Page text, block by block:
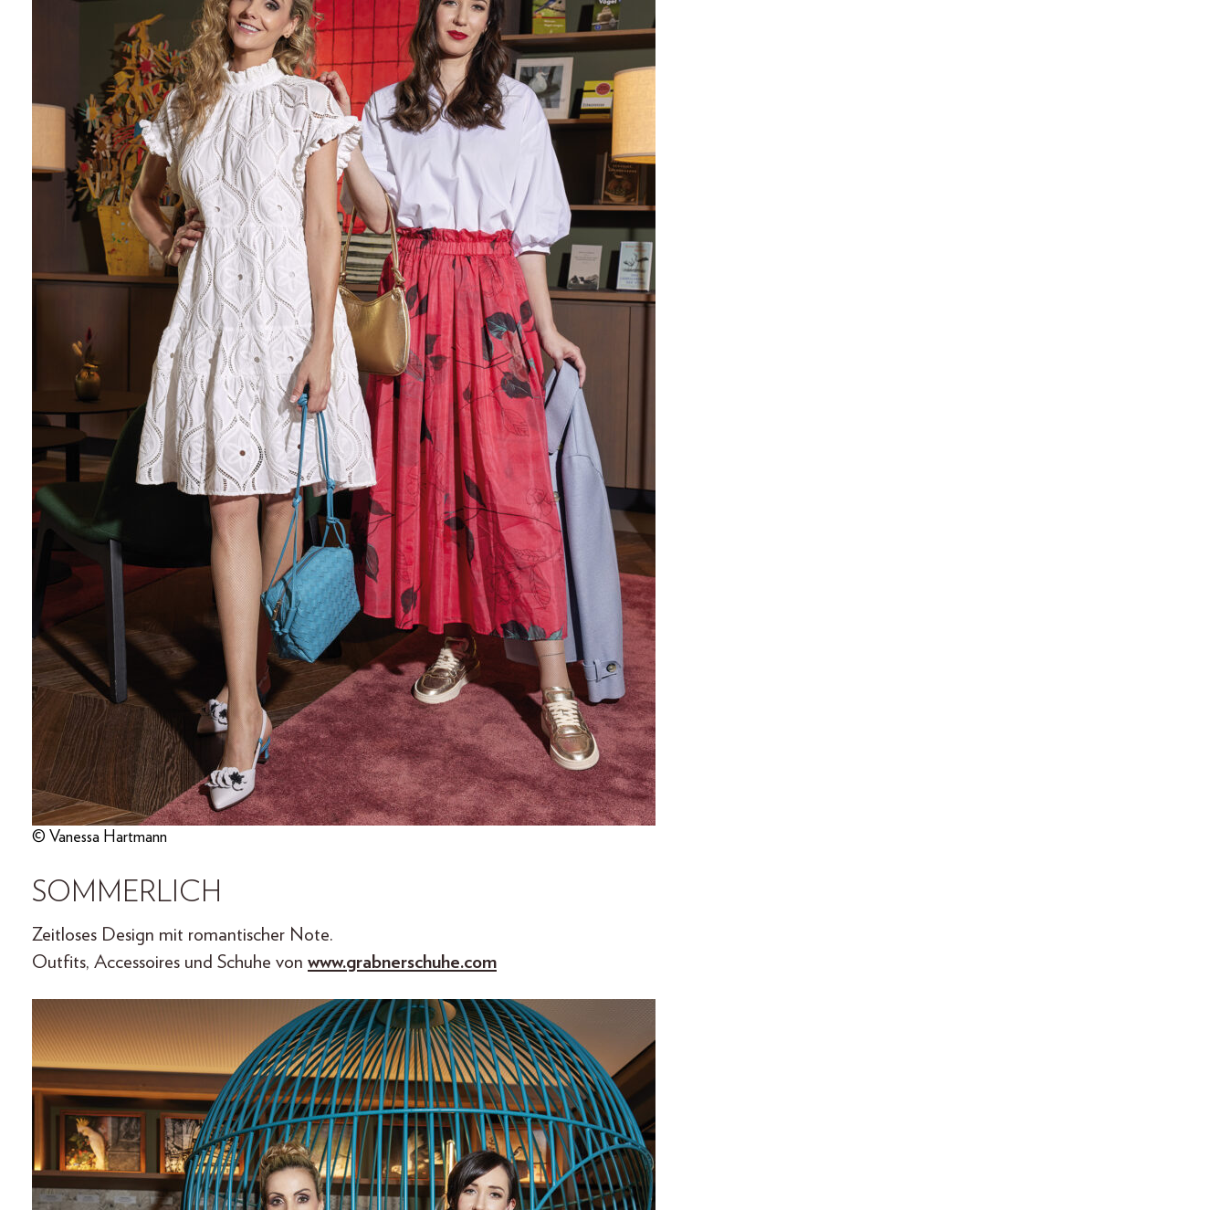
© Vanessa Hartmann
SOMMERLICH
Zeitloses Design mit romantischer Note.
Outfits, Accessoires und Schuhe von www.grabnerschuhe.com